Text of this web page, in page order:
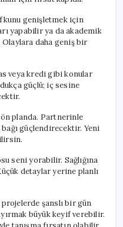
genişletmek için
yapabilir ya da akademik
daha geniş bir
veya kredi gibi konular
güçlü; iç sesine
planda. Partnerinle
güçlendirecektir. Yeni
seni yorabilir. Sağlığına
detaylar yerine planlı
projelerde şanslı bir gün
büyük keyif verebilir.